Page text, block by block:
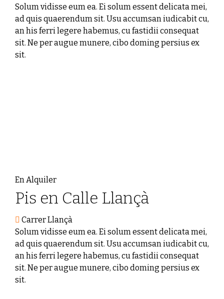
Solum vidisse eum ea. Ei solum essent delicata mei,
ad quis quaerendum sit. Usu accumsan iudicabit cu,
an his ferri legere habemus, cu fastidii consequat
sit. Ne per augue munere, cibo doming persius ex
sit.
En Alquiler
Pis en Calle Llançà
Carrer Llançà
Solum vidisse eum ea. Ei solum essent delicata mei,
ad quis quaerendum sit. Usu accumsan iudicabit cu,
an his ferri legere habemus, cu fastidii consequat
sit. Ne per augue munere, cibo doming persius ex
sit.